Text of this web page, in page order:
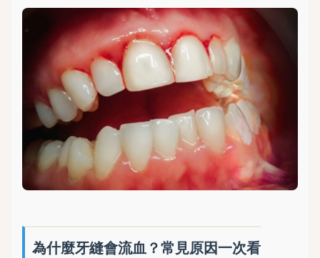
為什麼牙縫會流血？常見原因一次看